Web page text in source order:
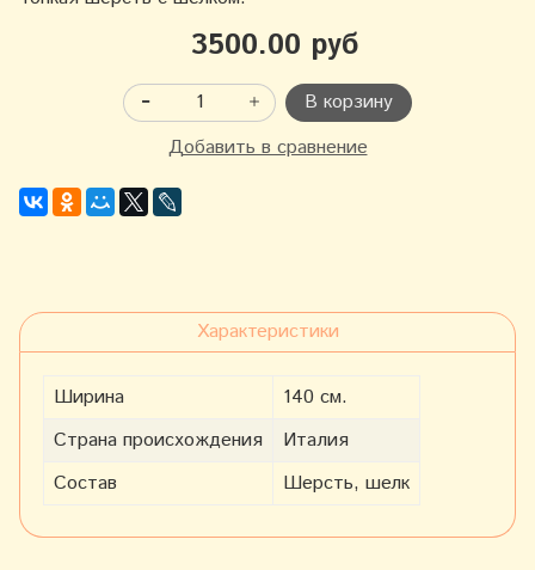
3500.00 руб
В корзину
Добавить в сравнение
Характеристики
Ширина
140 см.
Страна происхождения
Италия
Состав
Шерсть, шелк